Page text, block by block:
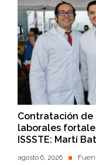
Contratación de
laborales
ISSSTE: Martí
agosto 6, 2026